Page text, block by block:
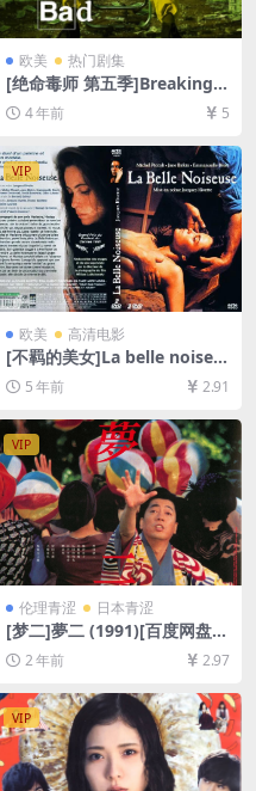
欧美 热门剧集
[绝命毒师 第五季]Breaking B
ad Season 5 (2012)[百度网
盘+夸克网盘1080P超清未删
减资源][网盘在线播放/下载]
[MP4/47GB][中英字幕]
4 年前 5
VIP
欧美 高清电影
[不羁的美女]La belle noiseu
se (1991)236min[百度网盘
+夸克网盘+迅雷云盘资源1080
P超清未删减][MP4/15GB][原
声中字]
5 年前 2.91
VIP
伦理青涩 日本青涩
[梦二]夢二 (1991)[百度网盘
+夸克网盘1080P超清未删减
资源][网盘在线播放/下载][MP
2 年前 2.97
VIP